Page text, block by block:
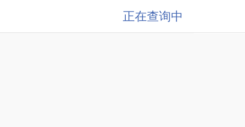
正在查询中